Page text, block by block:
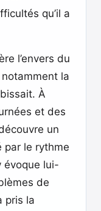
qu’il a
l’envers du
la
À
et des
un
par le rythme
évoque lui-
de
pris la